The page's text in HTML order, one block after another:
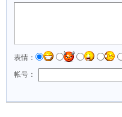
表情：
帐号：